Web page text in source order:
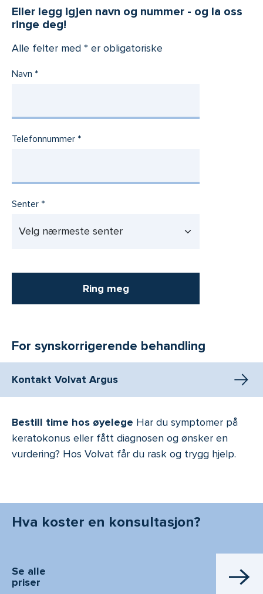
Eller legg igjen navn og nummer - og la oss
ringe deg!
Alle felter med * er obligatoriske
Navn
Telefonnummer
Senter
Ring meg
For synskorrigerende behandling
Kontakt Volvat Argus
Bestill time hos øyelege Har du symptomer på
keratokonus eller fått diagnosen og ønsker en
vurdering? Hos Volvat får du rask og trygg hjelp.
Hva koster en konsultasjon?
Se alle
priser